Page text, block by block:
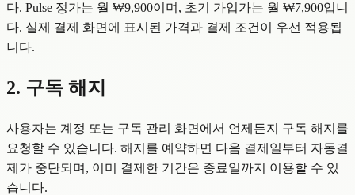
다. Pulse 정가는 월 ₩9,900이며, 초기 가입가는 월 ₩7,900입니
다. 실제 결제 화면에 표시된 가격과 결제 조건이 우선 적용됩
니다.
2. 구독 해지
사용자는 계정 또는 구독 관리 화면에서 언제든지 구독 해지를
요청할 수 있습니다. 해지를 예약하면 다음 결제일부터 자동결
제가 중단되며, 이미 결제한 기간은 종료일까지 이용할 수 있
습니다.